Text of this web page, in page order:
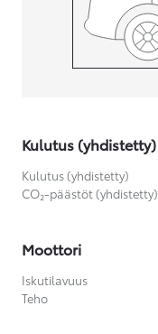
Kulutus (yhdistetty)
Kulutus (yhdistetty)
CO₂-päästöt (yhdistetty)
Moottori
Iskutilavuus
Teho